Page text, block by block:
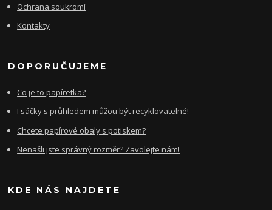
Ochrana soukromí
Kontakty
DOPORUČUJEME
Co je to papíretka?
I sáčky s průhledem můžou být recyklovatelné!
Chcete papírové obaly s potiskem?
Nenašli jste správný rozměr? Zavolejte nám!
KDE NÁS NAJDETE